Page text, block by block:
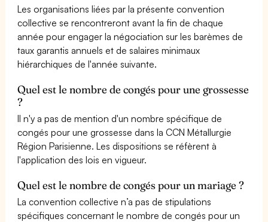
Les organisations liées par la présente convention
collective se rencontreront avant la fin de chaque
année pour engager la négociation sur les barèmes de
taux garantis annuels et de salaires minimaux
hiérarchiques de l'année suivante.
Quel est le nombre de congés pour une grossesse
?
Il n'y a pas de mention d'un nombre spécifique de
congés pour une grossesse dans la CCN Métallurgie
Région Parisienne. Les dispositions se réfèrent à
l'application des lois en vigueur.
Quel est le nombre de congés pour un mariage ?
La convention collective n’a pas de stipulations
spécifiques concernant le nombre de congés pour un